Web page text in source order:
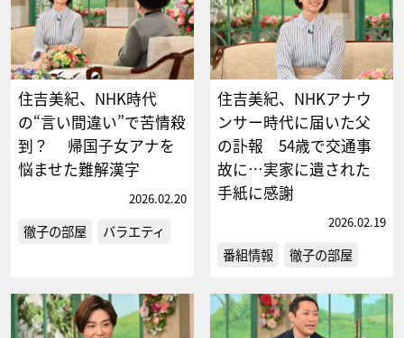
住吉美紀、NHK時代
の“言い間違い”で苦情殺
到？ 帰国子女アナを
悩ませた難解漢字
2026.02.20
徹子の部屋 バラエティ
住吉美紀、NHKアナウ
ンサー時代に届いた父
の訃報 54歳で交通事
故に…実家に遺された
手紙に感謝
2026.02.19
番組情報 徹子の部屋